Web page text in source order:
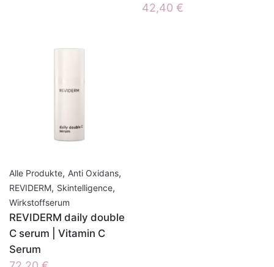
42,40 €
Alle Produkte, Anti Oxidans,
REVIDERM, Skintelligence,
Wirkstoffserum
REVIDERM daily double
C serum | Vitamin C
Serum